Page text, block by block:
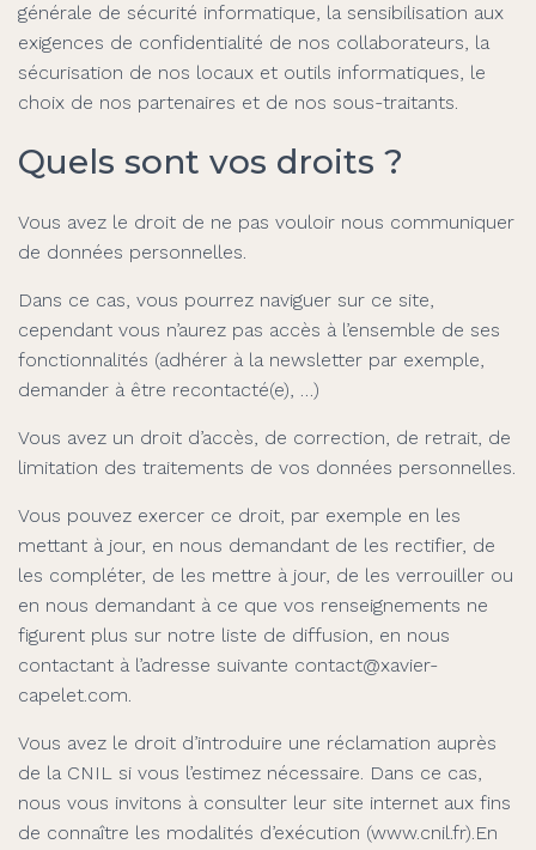
générale de sécurité informatique, la sensibilisation aux
exigences de confidentialité de nos collaborateurs, la
sécurisation de nos locaux et outils informatiques, le
choix de nos partenaires et de nos sous-traitants.
Quels sont vos droits ?
Vous avez le droit de ne pas vouloir nous communiquer
de données personnelles.
Dans ce cas, vous pourrez naviguer sur ce site,
cependant vous n’aurez pas accès à l’ensemble de ses
fonctionnalités (adhérer à la newsletter par exemple,
demander à être recontacté(e), …)
Vous avez un droit d’accès, de correction, de retrait, de
limitation des traitements de vos données personnelles.
Vous pouvez exercer ce droit, par exemple en les
mettant à jour, en nous demandant de les rectifier, de
les compléter, de les mettre à jour, de les verrouiller ou
en nous demandant à ce que vos renseignements ne
figurent plus sur notre liste de diffusion, en nous
contactant à l’adresse suivante contact@xavier-
capelet.com.
Vous avez le droit d’introduire une réclamation auprès
de la CNIL si vous l’estimez nécessaire. Dans ce cas,
nous vous invitons à consulter leur site internet aux fins
de connaître les modalités d’exécution (www.cnil.fr).En